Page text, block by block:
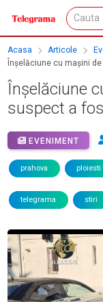
Acasa Articole
Înșelăciune cu mașini
Înșelăciune
suspect a
EVENIMENT
prahova ploiesti
telegrama stiri